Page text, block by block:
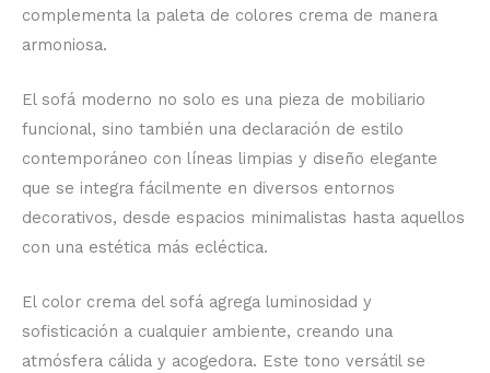
complementa la paleta de colores crema de manera
armoniosa.
El sofá moderno no solo es una pieza de mobiliario
funcional, sino también una declaración de estilo
contemporáneo con líneas limpias y diseño elegante
que se integra fácilmente en diversos entornos
decorativos, desde espacios minimalistas hasta aquellos
con una estética más ecléctica.
El color crema del sofá agrega luminosidad y
sofisticación a cualquier ambiente, creando una
atmósfera cálida y acogedora. Este tono versátil se